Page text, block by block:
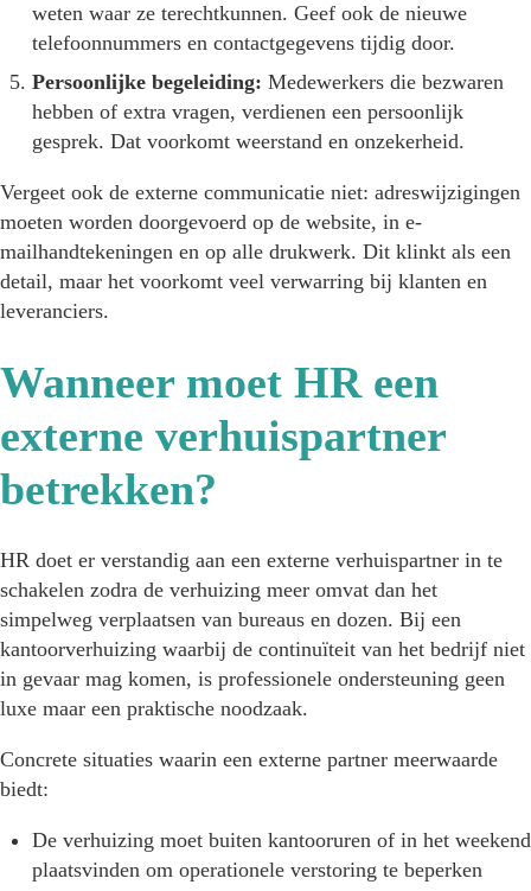
weten waar ze terechtkunnen. Geef ook de nieuwe
telefoonnummers en contactgegevens tijdig door.
Persoonlijke begeleiding: Medewerkers die bezwaren
hebben of extra vragen, verdienen een persoonlijk
gesprek. Dat voorkomt weerstand en onzekerheid.
Vergeet ook de externe communicatie niet: adreswijzigingen
moeten worden doorgevoerd op de website, in e-
mailhandtekeningen en op alle drukwerk. Dit klinkt als een
detail, maar het voorkomt veel verwarring bij klanten en
leveranciers.
Wanneer moet HR een
externe verhuispartner
betrekken?
HR doet er verstandig aan een externe verhuispartner in te
schakelen zodra de verhuizing meer omvat dan het
simpelweg verplaatsen van bureaus en dozen. Bij een
kantoorverhuizing waarbij de continuïteit van het bedrijf niet
in gevaar mag komen, is professionele ondersteuning geen
luxe maar een praktische noodzaak.
Concrete situaties waarin een externe partner meerwaarde
biedt:
De verhuizing moet buiten kantooruren of in het weekend
plaatsvinden om operationele verstoring te beperken